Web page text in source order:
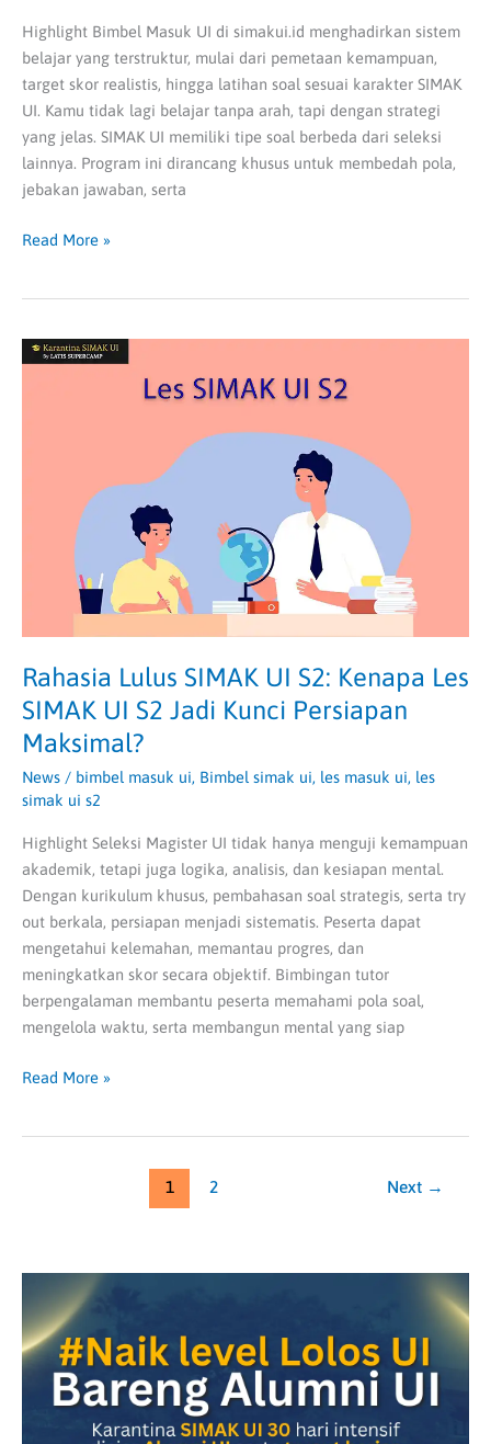
Highlight Bimbel Masuk UI di simakui.id menghadirkan sistem
belajar yang terstruktur, mulai dari pemetaan kemampuan,
target skor realistis, hingga latihan soal sesuai karakter SIMAK
UI. Kamu tidak lagi belajar tanpa arah, tapi dengan strategi
yang jelas. SIMAK UI memiliki tipe soal berbeda dari seleksi
lainnya. Program ini dirancang khusus untuk membedah pola,
jebakan jawaban, serta
Read More »
Rahasia Lulus SIMAK UI S2: Kenapa Les
SIMAK UI S2 Jadi Kunci Persiapan
Maksimal?
News / bimbel masuk ui, Bimbel simak ui, les masuk ui, les
simak ui s2
Highlight Seleksi Magister UI tidak hanya menguji kemampuan
akademik, tetapi juga logika, analisis, dan kesiapan mental.
Dengan kurikulum khusus, pembahasan soal strategis, serta try
out berkala, persiapan menjadi sistematis. Peserta dapat
mengetahui kelemahan, memantau progres, dan
meningkatkan skor secara objektif. Bimbingan tutor
berpengalaman membantu peserta memahami pola soal,
mengelola waktu, serta membangun mental yang siap
Rahasia
Kunci
Persiapan
Maksimal?
Read More »
1 2 Next →